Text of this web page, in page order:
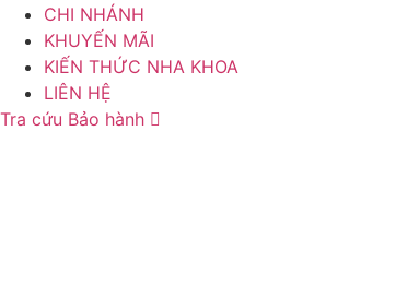
CHI NHÁNH
KHUYẾN MÃI
KIẾN THỨC NHA KHOA
LIÊN HỆ
Tra cứu Bảo hành